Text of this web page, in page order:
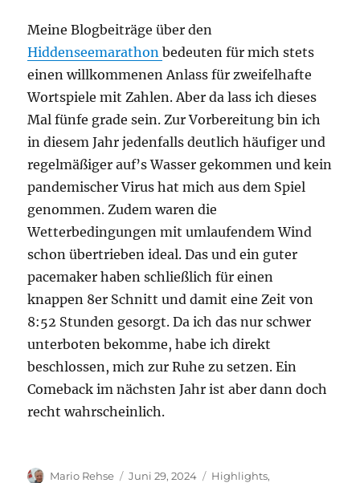
Meine Blogbeiträge über den
Hiddenseemarathonbedeuten für mich stets
einen willkommenen Anlass für zweifelhafte
Wortspiele mit Zahlen. Aber da lass ich dieses
Mal fünfe grade sein. Zur Vorbereitung bin ich
in diesem Jahr jedenfalls deutlich häufiger und
regelmäßiger auf’s Wasser gekommen und kein
pandemischer Virus hat mich aus dem Spiel
genommen. Zudem waren die
Wetterbedingungen mit umlaufendem Wind
schon übertrieben ideal. Das und ein guter
pacemaker haben schließlich für einen
knappen 8er Schnitt und damit eine Zeit von
8:52 Stunden gesorgt. Da ich das nur schwer
unterboten bekomme, habe ich direkt
beschlossen, mich zur Ruhe zu setzen. Ein
Comeback im nächsten Jahr ist aber dann doch
recht wahrscheinlich.
Autor
Mario Rehse
Veröffentlicht
Juni 29, 2024 Kategorien
Highlights,